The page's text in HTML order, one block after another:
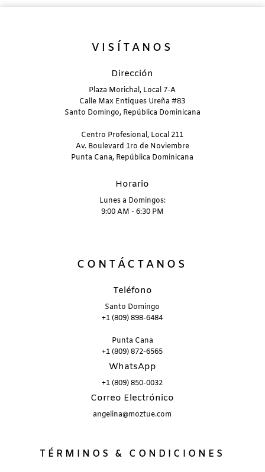
VISÍTANOS
Dirección
Plaza Morichal, Local 7-A
Calle Max Entiques Ureña #83
Santo Domingo, República Dominicana
Centro Profesional, Local 211
Av. Boulevard 1ro de Noviembre
Punta Cana, República Dominicana
Horario
Lunes a Domingos:
9:00 AM - 6:30 PM
CONTÁCTANOS
Teléfono
Santo Domingo
+1 (809) 898-6484
Punta Cana
+1 (809) 872-6565
WhatsApp
+1 (809) 850-0032
Correo Electrónico
angelina@moztue.com
TÉRMINOS & CONDICIONES